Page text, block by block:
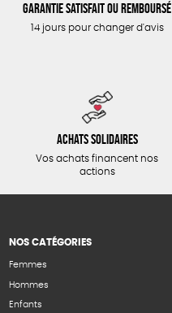
Garantie satisfait ou remboursé
14 jours pour changer d'avis
Achats solidaires
Vos achats financent nos
actions
NOS CATÉGORIES
Femmes
Hommes
Enfants